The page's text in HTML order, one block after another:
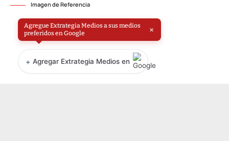
Imagen de Referencia
Agregue Extrategia Medios a sus medios
preferidos en Google
×
+ Agregar Extrategia Medios en